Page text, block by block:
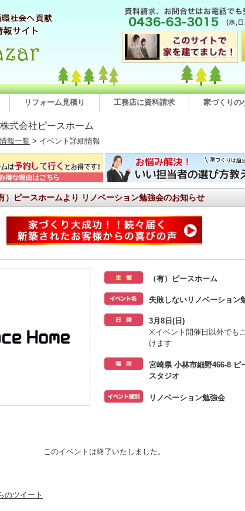
リフォーム見積り 工務店に資料請求 家づくりの
式会社ピースホーム
報一覧 > イベント詳細情報
）ピースホームより リノベーション勉強会のお知らせ
（有）ピースホーム
失敗しないリノベーション
3月8日(日)
※イベント開催日以外でも
けます
宮崎県 小林市細野466-8 ピ
スタジオ
リノベーション勉強会
このイベントは終了いたしました。
のツイート